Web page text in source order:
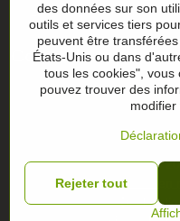
Facebook Instagram
Conseils sur les
Les chèques-cadeaux
©
Préférences en
des données sur son
outils et services tiers
peuvent être
États-Unis ou dans
tous les cookies", vous
pouvez trouver des
modifier
Rejeter tout